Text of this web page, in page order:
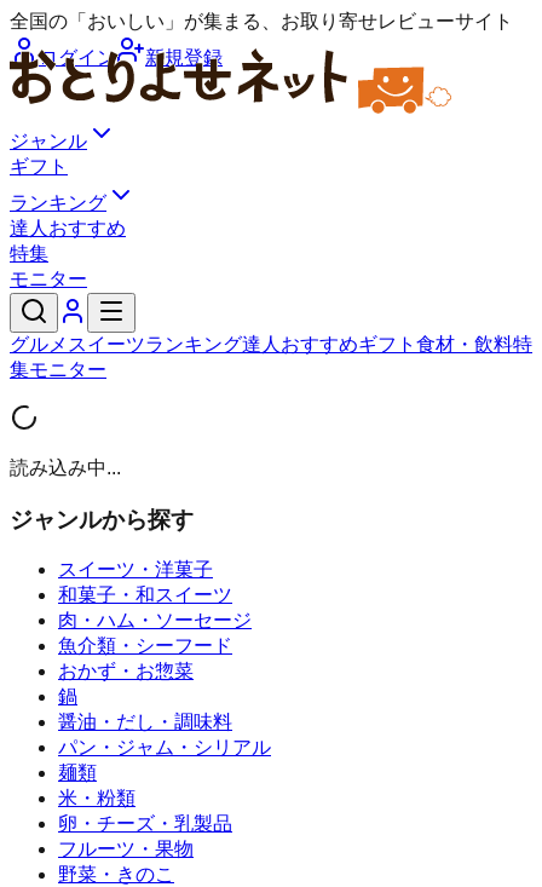
全国の「おいしい」が集まる、お取り寄せレビューサイト
ログイン
新規登録
ジャンル
ギフト
ランキング
達人おすすめ
特集
モニター
グルメ スイーツランキング達人おすすめギフト 食材・飲料特
集モニター
読み込み中...
ジャンルから探す
スイーツ・洋菓子
和菓子・和スイーツ
肉・ハム・ソーセージ
魚介類・シーフード
おかず・お惣菜
鍋
醤油・だし・調味料
パン・ジャム・シリアル
麺類
米・粉類
卵・チーズ・乳製品
フルーツ・果物
野菜・きのこ